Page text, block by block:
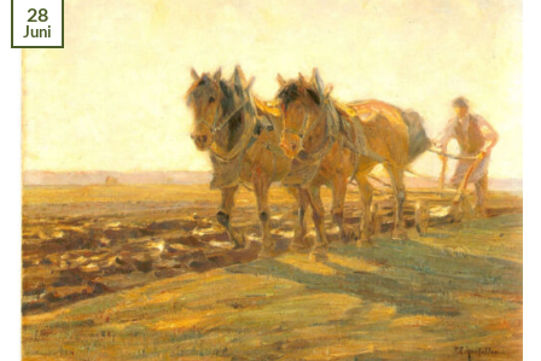
28
Juni